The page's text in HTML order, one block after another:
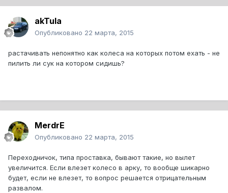
akTula
Опубликовано 22 марта, 2015
растачивать непонятно как колеса на которых потом ехать - не
пилить ли сук на котором сидишь?
MerdrE
Опубликовано 22 марта, 2015
Переходничок, типа проставка, бывают такие, но вылет
увеличится. Если влезет колесо в арку, то вообще шикарно
будет, если не влезет, то вопрос решается отрицательным
развалом.